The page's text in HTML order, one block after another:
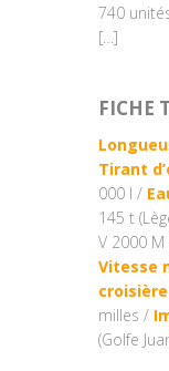
740
[…]
FICHE
Tirant
000 l /
145 t
V 2000
Vitesse
milles /
(Golfe